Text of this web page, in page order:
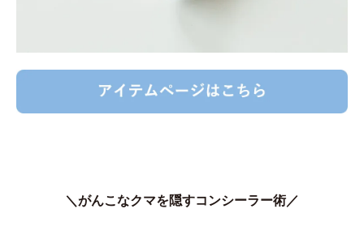
＼がんこなクマを隠すコンシーラー術／